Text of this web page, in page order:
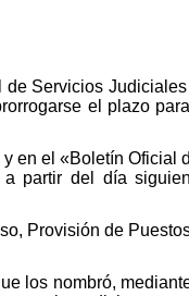
Servicios
el plazo
en el «Boletín Oficial
a partir del día
Provisión de
los nombró,